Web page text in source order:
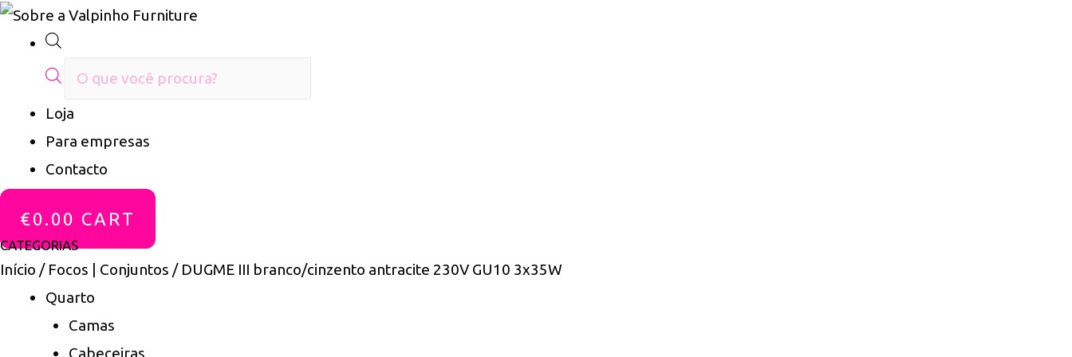
Products
Loja
Para empresas
Contacto
€ 0.00 CART
CATEGORIAS
Início / Focos | Conjuntos / DUGME III branco/cinzento antracite 230V GU10 3x35W
Quarto
Camas
Cabeceiras